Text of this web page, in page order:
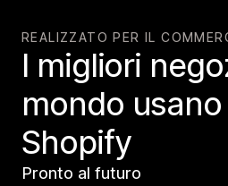
REALIZZATO PER IL
I migliori
mondo
Shopify
Pronto al futuro